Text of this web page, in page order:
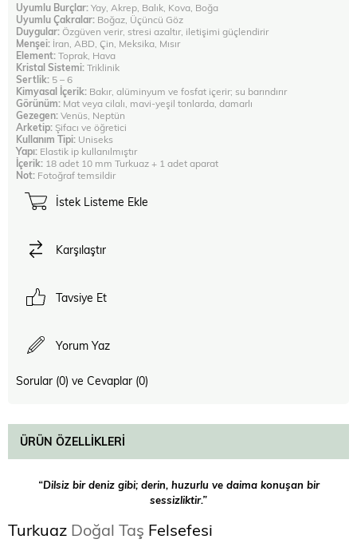
Uyumlu Burçlar:Yay, Akrep, Balık, Kova, Boğa
Uyumlu Çakralar: Boğaz, Üçüncü Göz
Duygular: Özgüven verir, stresi azaltır, iletişimi güçlendirir
Menşei: İran, ABD, Çin, Meksika, Mısır
Element:Toprak, Hava
Kristal Sistemi:Triklinik
Sertlik: 5 – 6
Kimyasal İçerik: Bakır, alüminyum ve fosfat içerir; su barındırır
Görünüm: Mat veya cilalı, mavi-yeşil tonlarda, damarlı
Gezegen:Venüs, Neptün
Arketip: Şifacı ve öğretici
Kullanım Tipi: Uniseks
Yapı: Elastik ip kullanılmıştır
İçerik: 18 adet 10 mm Turkuaz + 1 adet aparat
Not: Fotoğraf temsildir
İstek Listeme Ekle
Karşılaştır
Tavsiye Et
Yorum Yaz
Sorular (0) ve Cevaplar (0)
ÜRÜN ÖZELLIKLERI
“Dilsiz bir deniz gibi; derin, huzurlu ve daima konuşan bir
sessizliktir.”
Turkuaz Doğal Taş Felsefesi